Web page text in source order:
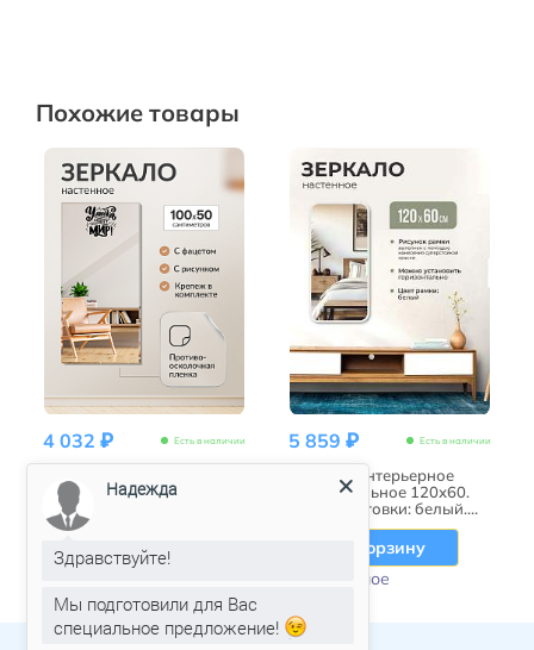
Похожие товары
4 032 ₽ Есть в наличии
100х50 с фацетом и
рисунком "Улыбка спасет
мир"
В корзину
5 859 ₽ Есть в наличии
Зеркало интерьерное
прямоугольное 120х60.
Цвет окантовки: белый.
Ширина окантовки 20мм.
В корзину
Избранное
Надежда
Здравствуйте!
Мы подготовили для Вас
специальное предложение!